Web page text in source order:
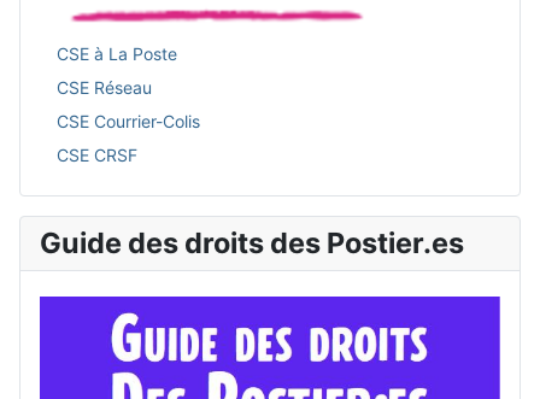
CSE à La Poste
CSE Réseau
CSE Courrier-Colis
CSE CRSF
Guide des droits des Postier.es